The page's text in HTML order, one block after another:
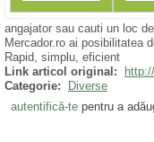
angajator sau cauti un loc
Mercador.ro ai posibilitatea
Rapid, simplu, eficient
Link articol original:
Categorie:
Diverse
autentifică-tepentru a